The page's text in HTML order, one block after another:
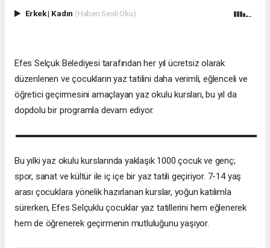
Erkek| Kadın (Haberi Sesli Oku)
Efes Selçuk Belediyesi tarafından her yıl ücretsiz olarak
düzenlenen ve çocukların yaz tatilini daha verimli, eğlenceli ve
öğretici geçirmesini amaçlayan yaz okulu kursları, bu yıl da
dopdolu bir programla devam ediyor.
Bu yılki yaz okulu kurslarında yaklaşık 1000 çocuk ve genç;
spor, sanat ve kültür ile iç içe bir yaz tatili geçiriyor. 7-14 yaş
arası çocuklara yönelik hazırlanan kurslar, yoğun katılımla
sürerken, Efes Selçuklu çocuklar yaz tatillerini hem eğlenerek
hem de öğrenerek geçirmenin mutluluğunu yaşıyor.